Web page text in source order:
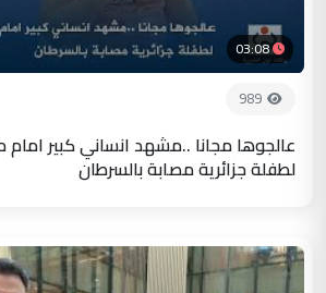
03:08
989
عالجوها مجانا ..مشهد انساني كبير
لطفلة جزائرية مصابة بالسرطان